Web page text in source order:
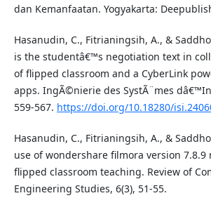
dan Kemanfaatan. Yogyakarta:
Hasanudin, C., Fitrianingsih, A., &
is the studentâ€™s negotiation text in
of flipped classroom and a CyberLink
apps. IngÃ©nierie des SystÃ¨mes
559-567. https://doi.org/10.18280/
Hasanudin, C., Fitrianingsih, A., &
use of wondershare filmora version 7.8.9
flipped classroom teaching. Review of
Engineering Studies, 6(3), 51-55.